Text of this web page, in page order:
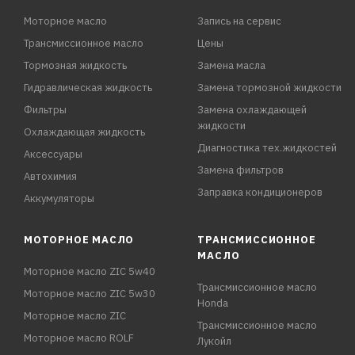
Моторное масло
Трансмиссионное масло
Тормозная жидкость
Гидравлическая жидкость
Фильтры
Охлаждающая жидкость
Аксессуары
Автохимия
Аккумуляторы
Запись на сервис
Цены
Замена масла
Замена тормозной жидкости
Замена охлаждающей
жидкости
Диагностика тех.жидкостей
Замена фильтров
Заправка кондиционеров
МОТОРНОЕ МАСЛО
Моторное масло ZIC 5w40
Моторное масло ZIC 5w30
Моторное масло ZIC
Моторное масло ROLF
ТРАНСМИССИОННОЕ
МАСЛО
Трансмиссионное масло
Honda
Трансмиссионное масло
Лукойл